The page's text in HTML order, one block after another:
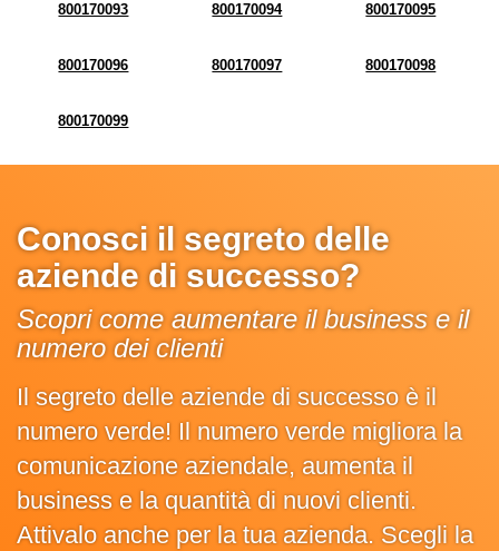
800170093 800170094 800170095
800170096 800170097 800170098
800170099
Conosci il segreto delle
aziende di successo?
Scopri come aumentare il business e il
numero dei clienti
Il segreto delle aziende di successo è il
numero verde! Il numero verde migliora la
comunicazione aziendale, aumenta il
business e la quantità di nuovi clienti.
Attivalo anche per la tua azienda. Scegli la